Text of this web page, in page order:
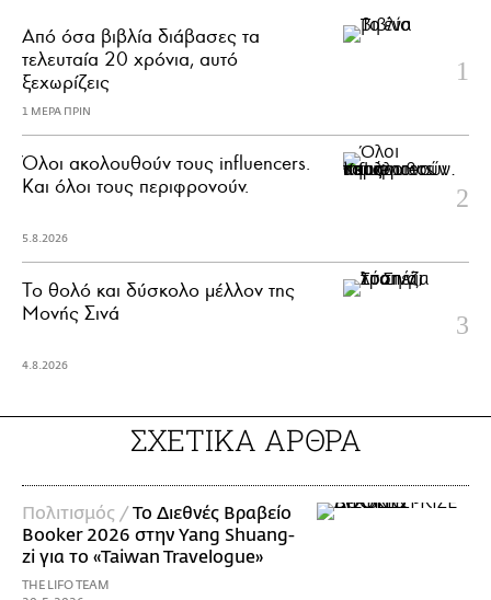
Από όσα βιβλία διάβασες τα
τελευταία 20 χρόνια, αυτό
ξεχωρίζεις
1 ΜΕΡΑ ΠΡΙΝ
Όλοι ακολουθούν τους influencers.
Και όλοι τους περιφρονούν.
5.8.2026
Το θολό και δύσκολο μέλλον της
Μονής Σινά
4.8.2026
ΣΧΕΤΙΚΑ ΑΡΘΡΑ
Πολιτισμός / Το Διεθνές Βραβείο
Booker 2026 στην Yang Shuang-
zi για το «Taiwan Travelogue»
THE LIFO TEAM